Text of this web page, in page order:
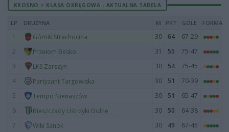
KROSNO > KLASA OKRĘGOWA - AKTUALNA TABELA
LP DRUŻYNA M PKT GOLE FORMA
1 Górnik Strachocina 30 64
67-29
2
Przełom Besko 31 55
75-47
3
LKS Zarszyn 30 54
75-45
4
Partyzant Targowiska 30 51
70-39
5
Tempo Nienaszów 30 51
65-47
6
Bieszczady Ustrzyki Dolne 30 50
64-38
7
Wiki Sanok 30 49
67-45